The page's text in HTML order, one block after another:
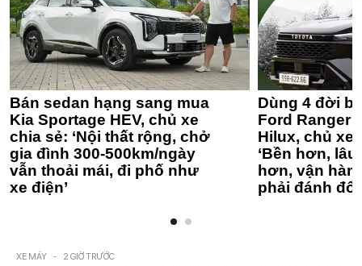
Bán sedan hạng sang mua
Kia Sportage HEV, chủ xe
chia sẻ: ‘Nội thất rộng, chở
gia đình 300-500km/ngày
vẫn thoải mái, đi phố như
xe điện’
Dùng 4 đời
Ford Ranger
Hilux, chủ xe
‘Bền hơn,
hơn, vận
phải đánh
XE MÁY - 2 GIỜ TRƯỚC